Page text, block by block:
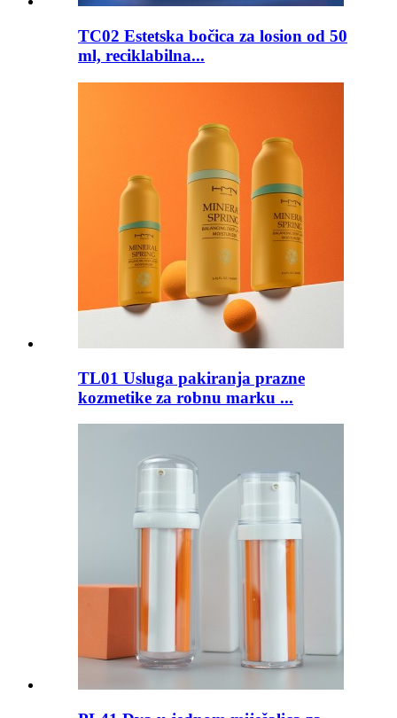
TC02 Estetska bočica za losion od 50
ml, reciklabilna...
TL01 Usluga pakiranja prazne
kozmetike za robnu marku ...